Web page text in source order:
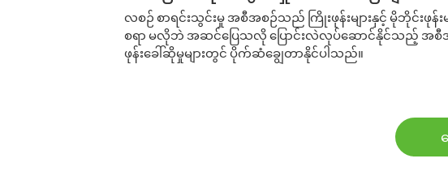
လစဉ် စာရင်းသွင်းမှု အစီအစဉ်သည် ကြိုးဖုန်းများနှင့် မိုဘိုင်းဖု
စရာ မလိုဘဲ အဆင်ပြေသလို ပြောင်းလဲလုပ်ဆောင်နိုင်သည့် အစီအ
ဖုန်းခေါ်ဆိုမှုများတွင် ပိုက်ဆံချွေတာနိုင်ပါသည်။